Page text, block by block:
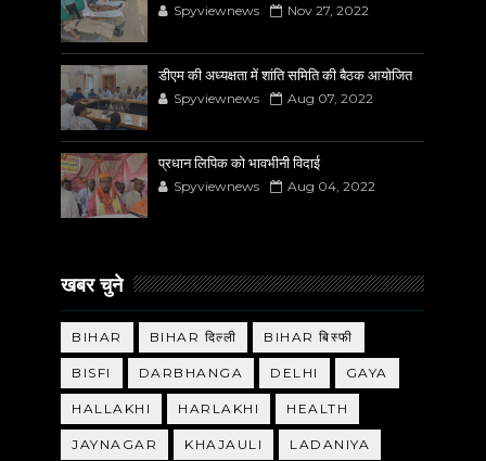
Spyviewnews Nov 27, 2022
डीएम की अध्यक्षता में शांति समिति की बैठक आयोजित
Spyviewnews Aug 07, 2022
प्रधान लिपिक को भावभीनी विदाई
Spyviewnews Aug 04, 2022
खबर चुने
BIHAR BIHAR दिल्ली BIHAR बिस्फी
BISFI DARBHANGA DELHI GAYA
HALLAKHI HARLAKHI HEALTH
JAYNAGAR KHAJAULI LADANIYA